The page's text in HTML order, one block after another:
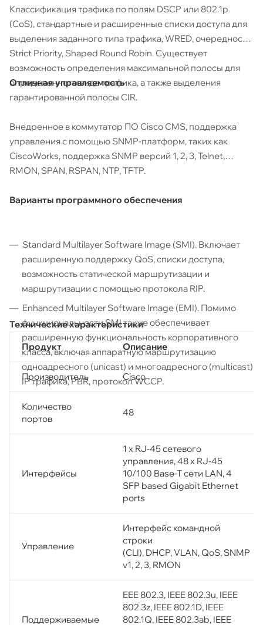
Классификация трафика по полям DSCP или 802.1p
(CoS), стандартные и расширенные списки доступа для
выделения заданного типа трафика, WRED, очередность
Strict Priority, Shaped Round Robin. Существует
возможность определения максимальной полосы для
определенного вида трафика, а также выделения
гарантированной полосы CIR.
Отличная управляемость
Внедренное в коммутатор ПО Cisco CMS, поддержка
управления с помощью SNMP-платформ, таких как
CiscoWorks, поддержка SNMP версий 1, 2, 3, Telnet,
RMON, SPAN, RSPAN, NTP, TFTP.
Варианты программного обеспечения
Standard Multilayer Software Image (SMI). Включает
расширенную поддержку QoS, списки доступа,
возможность статической маршрутизации и
маршрутизации с помощью протокола RIP.
Enhanced Multilayer Software Image (EMI). Помимо
функциональности SMI также обеспечивает
расширенную функциональность корпоративного
класса, включая аппаратную маршрутизацию
одноадресного (unicast) и многоадресного (multicast)
IP трафика, PBR, протокол WCCP.
Технические характеристики
Продукт
Описание
Производитель Cisco
Количество
портов
48
Интерфейсы
1 х RJ-45 сетевого
управления, 48 х RJ-45
10/100 Base-T сети LAN, 4
SFP based Gigabit Ethernet
ports
Управление
Интерфейс командной
строки
(CLI), DHCP, VLAN, QoS, SNMP
v1, 2, 3, RMON
Поддерживаемые
EEE 802.3, IEEE 802.3u, IEEE
802.3z, IEEE 802.1D, IEEE
802.1Q, IEEE 802.3ab, IEEE